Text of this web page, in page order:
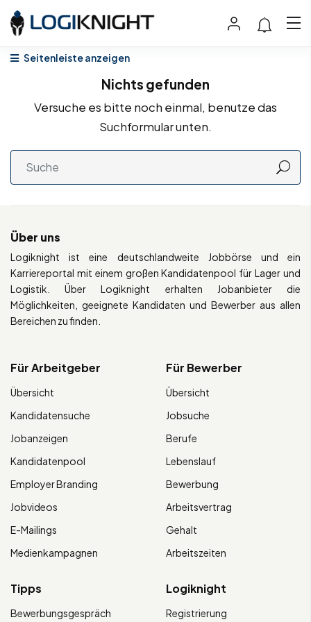
Seitenleiste anzeigen
Nichts gefunden
Versuche es bitte noch einmal, benutze das
Suchformular unten.
Über uns
Logiknight ist eine deutschlandweite Jobbörse und ein
Karriereportal mit einem großen Kandidatenpool für Lager und
Logistik. Über Logiknight erhalten Jobanbieter die
Möglichkeiten, geeignete Kandidaten und Bewerber aus allen
Bereichen zu finden.
Für Arbeitgeber
Übersicht
Kandidatensuche
Jobanzeigen
Kandidatenpool
Employer Branding
Jobvideos
E-Mailings
Medienkampagnen
Für Bewerber
Übersicht
Jobsuche
Berufe
Lebenslauf
Bewerbung
Arbeitsvertrag
Gehalt
Arbeitszeiten
Tipps
Bewerbungsgespräch
Logiknight
Registrierung